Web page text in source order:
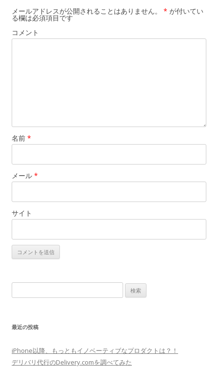
ー
シ
ョ
メールアドレスが公開されることはありません。 * が付いてい
る欄は必須項目です
コメント
名前 *
メール *
サイト
索
最近の投稿
iPhone以降、もっともイノベーティブなプロダクトは？！
デリバリ代行のDelivery.comを調べてみた